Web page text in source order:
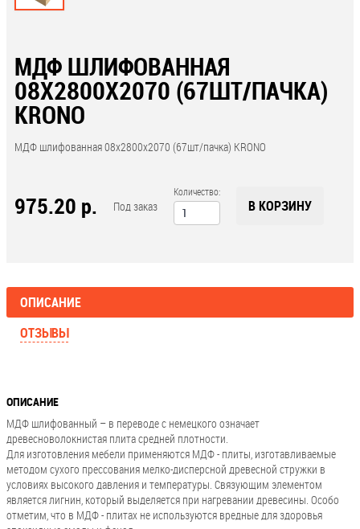
МДФ ШЛИФОВАННАЯ
08Х2800Х2070 (67ШТ/ПАЧКА)
KRONO
МДФ шлифованная 08х2800х2070 (67шт/пачка) KRONO
975.20 р. Под заказ
Количество:
В КОРЗИНУ
ОПИСАНИЕ
ОТЗЫВЫ
ОПИСАНИЕ
МДФ шлифованный – в переводе с немецкого означает
древесноволокнистая плита средней плотности.
Для изготовления мебели применяются МДФ - плиты, изготавливаемые
методом сухого прессования мелко-дисперсной древесной стружки в
условиях высокого давления и температуры. Связующим элементом
является лигнин, который выделяется при нагревании древесины. Особо
отметим, что в МДФ - плитах не используются вредные для здоровья